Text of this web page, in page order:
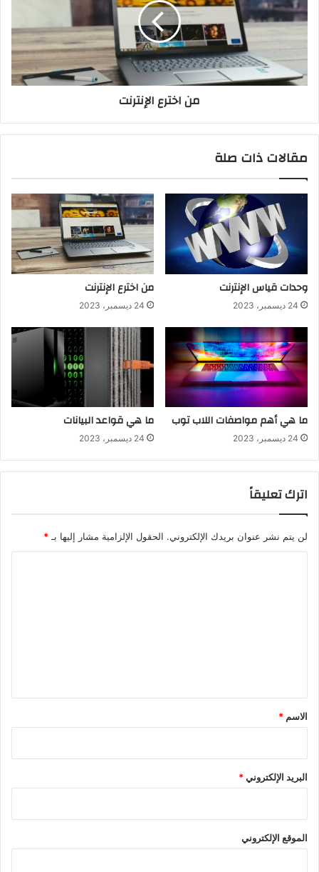
من اخترع الإنترنت
مقالات ذات صلة
وحدات قياس الإنترنت
24 ديسمبر، 2023
من اخترع الإنترنت
24 ديسمبر، 2023
ما هي أهم مواصفات اللاب توب
24 ديسمبر، 2023
ما هي قواعد البيانات
24 ديسمبر، 2023
اترك تعليقاً
لن يتم نشر عنوان بريدك الإلكتروني. الحقول الإلزامية مشار إليها بـ*
*
الاسم *
البريد الإلكتروني*
الموقع الإلكتروني